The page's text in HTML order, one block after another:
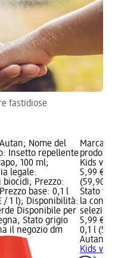
fastidiose
Nome del
Insetto repellente
100 ml;
legale:
biocidi; Prezzo:
base: 0,1 l
/ 1 l); Disponibilità:
Disponibile per
Stato grigio
il negozio dm
Marca:
Kids
5,99 €;
(59,90
Stato
la
5,99 €
0,1 l
Autan
Kids